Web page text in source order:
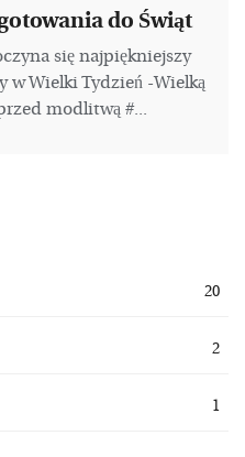
do Świąt
się najpiękniejszy
w Wielki Tydzień -Wielką
modlitwą #...
20
2
1